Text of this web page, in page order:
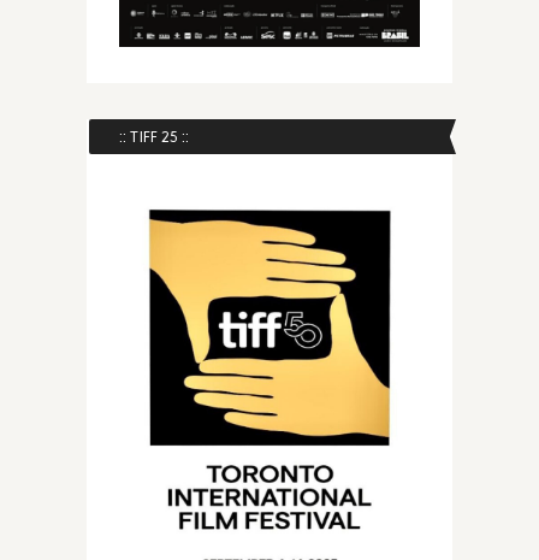
:: TIFF 25 ::